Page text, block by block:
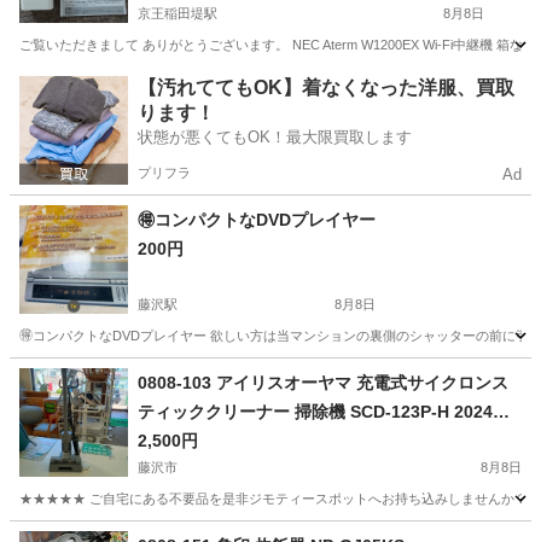
京王稲田堤駅 8月8日
ご覧いただきまして ありがとうございます。 NEC Aterm W1200EX Wi-Fi中継機 箱な
神奈川 川崎市 京王稲田堤駅 電話、ＦＡＸ Aterm
【汚れててもOK】着なくなった洋服、買取
ります！
状態が悪くてもOK！最大限買取します
プリフラ Ad
🉐コンパクトなDVDプレイヤー
200円
藤沢駅 8月8日
🉐コンパクトなDVDプレイヤー 欲しい方は当マンションの裏側のシャッターの前に引
神奈川 藤沢市 テレビ プレイヤー
0808-103 アイリスオーヤマ 充電式サイクロンス
ティッククリーナー 掃除機 SCD-123P-H 2024年
製
2,500円
藤沢市 8月8日
★★★★★ ご自宅にある不要品を是非ジモティースポットへお持ち込みしませんか？
神奈川 藤沢市 SCD